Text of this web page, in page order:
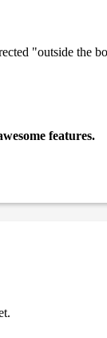
"outside the
features.